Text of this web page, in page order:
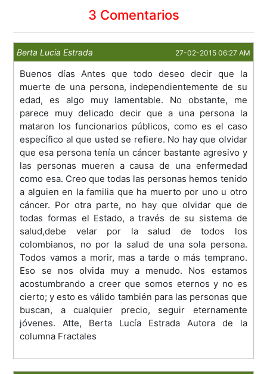
3 Comentarios
Berta Lucia Estrada 27-02-2015 06:27 AM
Buenos días Antes que todo deseo decir que la
muerte de una persona, independientemente de su
edad, es algo muy lamentable. No obstante, me
parece muy delicado decir que a una persona la
mataron los funcionarios públicos, como es el caso
específico al que usted se refiere. No hay que olvidar
que esa persona tenía un cáncer bastante agresivo y
las personas mueren a causa de una enfermedad
como esa. Creo que todas las personas hemos tenido
a alguien en la familia que ha muerto por uno u otro
cáncer. Por otra parte, no hay que olvidar que de
todas formas el Estado, a través de su sistema de
salud,debe velar por la salud de todos los
colombianos, no por la salud de una sola persona.
Todos vamos a morir, mas a tarde o más temprano.
Eso se nos olvida muy a menudo. Nos estamos
acostumbrando a creer que somos eternos y no es
cierto; y esto es válido también para las personas que
buscan, a cualquier precio, seguir eternamente
jóvenes. Atte, Berta Lucía Estrada Autora de la
columna Fractales